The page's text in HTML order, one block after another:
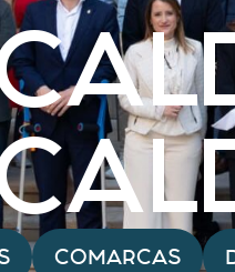
COMARCAS